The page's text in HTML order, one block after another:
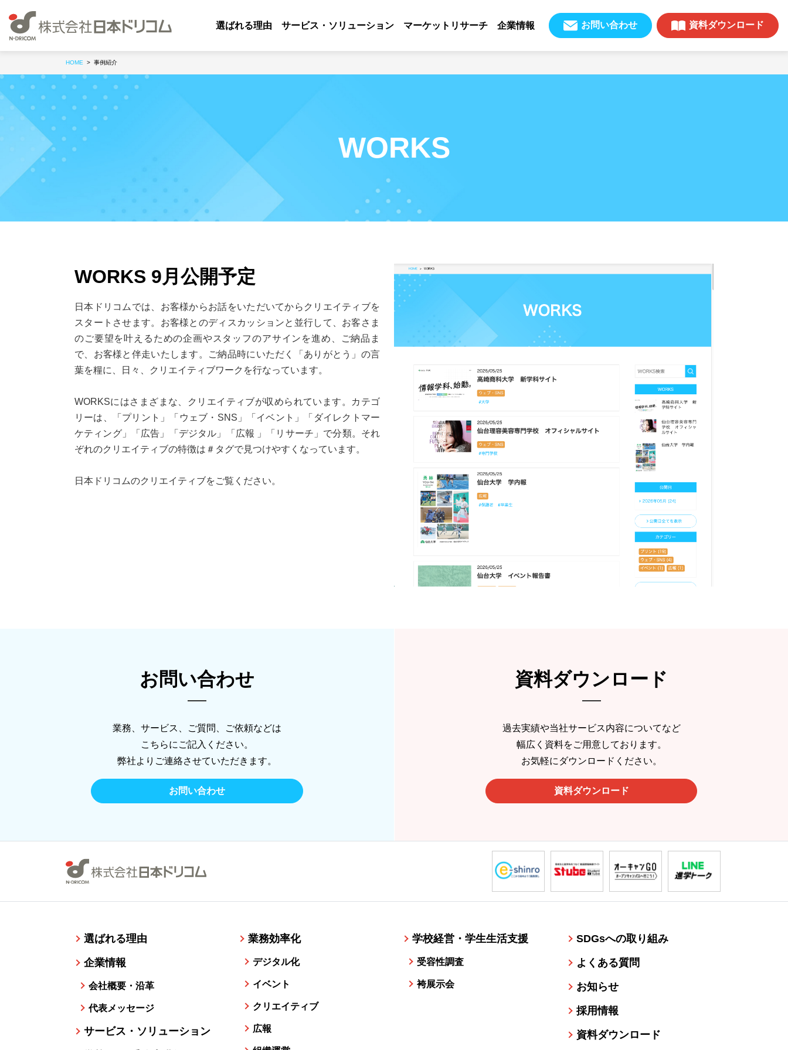
選ばれる理由 サービス・ソリューション マーケットリサーチ 企業情報 お問い合わせ 資料ダウンロード
HOME 事例紹介
WORKS
WORKS 9月公開予定
日本ドリコムでは、お客様からお話をいただいてからクリエイティブを
スタートさせます。お客様とのディスカッションと並行して、お客さま
のご要望を叶えるための企画やスタッフのアサインを進め、ご納品ま
で、お客様と伴走いたします。ご納品時にいただく「ありがとう」の言
葉を糧に、日々、クリエイティブワークを行なっています。
WORKSにはさまざまな、クリエイティブが収められています。カテゴ
リーは、「プリント」「 ウェブ・ SNS」「イベント」「ダイレクトマー
ケティング」「広告」「デジタル」「広報
」「リサーチ」で分類。それ
ぞれのクリエイティブの特徴は＃タグで見つけやすくなっています。
日本ドリコムのクリエイティブをご覧ください。
お問い合わせ
業務、サービス、ご質問、ご依頼などは
こちらにご記入ください。
弊社よりご連絡させていただきます。
お問い合わせ
資料ダウンロード
過去実績や当社サービス内容についてなど
幅広く資料をご用意しております。
お気軽にダウンロードください。
資料ダウンロード
選ばれる理由
企業情報
会社概要・沿革
代表メッセージ
サービス・ソリューション
業務効率化
デジタル化
イベント
クリエイティブ
広報
学校経営・学生生活支援
受容性調査
袴展示会
SDGsへの取り組み
よくある質問
お知らせ
採用情報
資料ダウンロード